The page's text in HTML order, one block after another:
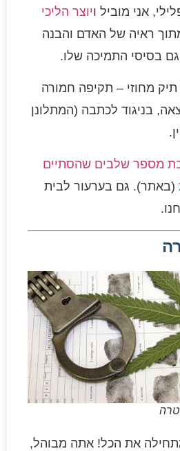
אני מוביל ויוצר הליכי
ראיה של האדם והבנה
בסיסי התמיכה שלו.
מחוזי – תקיפה חמורה
בניגוד לכתבה (המתלונן
מספר שלבים שהסתיים
(באתר). גם בערעור לבית
את הכל! אתה מבוהל,